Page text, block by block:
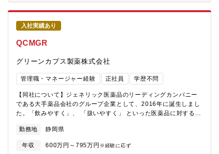
入社実績あり
QCMGR
グリーンカプス製薬株式会社
管理職・マネージャー経験 正社員 学歴不問
【同社について】ジェネリック医薬品のリーディングカンパニー
である大手薬品会社のグループ企業として、2016年に誕生しまし
た。「飲みやすく」、 「扱いやすく」 といった医薬品に対する患
した。今後は、主に医薬品メーカーの受託を受け、医療現場に医
薬品を提供していきます。2020年に工場・設備を新設し、「健康
経営優良法人2021 (中小規模法人部門)」(本格稼働以来、3年連続)
勤務地 静岡県
年収 600万円～795万円 ※経験に応ず